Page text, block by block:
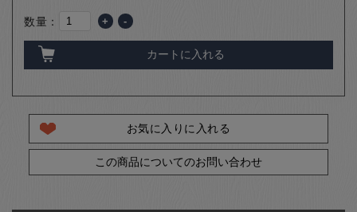
数量： + -
カートに入れる
お気に入りに入れる
この商品についてのお問い合わせ